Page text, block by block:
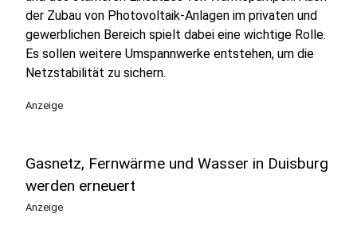
der Zubau von Photovoltaik-Anlagen im privaten und
gewerblichen Bereich spielt dabei eine wichtige Rolle.
Es sollen weitere Umspannwerke entstehen, um die
Netzstabilität zu sichern.
Anzeige
Gasnetz, Fernwärme und Wasser in Duisburg
werden erneuert
Anzeige